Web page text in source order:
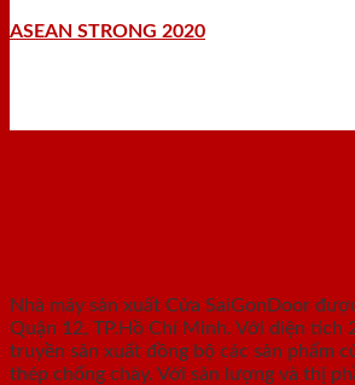
ASEAN STRONG 2020
Nhà máy sản xuất Cửa SaiGonDoor
Quận 12, TP.Hồ Chí Minh. Với diện tích
truyền sản xuất đồng bộ các sản phẩm
thép chống cháy. Với sản lượng và thị